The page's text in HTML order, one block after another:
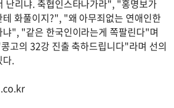
난리냐. 축협인스타나가라", "홍명보가
화풀이지?", "왜 아무죄없는 연애인한
냐", "같은 한국인이라는게 쪽팔린다"며
고의 32강 진출 축하드립니다"라며 선의
.